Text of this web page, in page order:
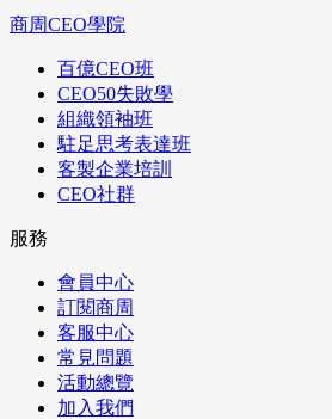
商周CEO學院
百億CEO班
CEO50失敗學
組織領袖班
駐足思考表達班
客製企業培訓
CEO社群
服務
會員中心
訂閱商周
客服中心
常見問題
活動總覽
加入我們